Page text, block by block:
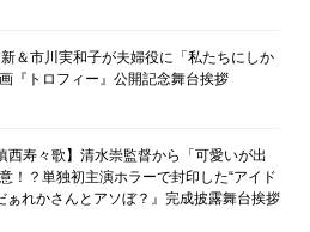
＆市川実和子が夫婦役に「私たちにしか
『トロフィー』公開記念舞台挨拶
西寿々歌】清水崇監督から「可愛いが出
！？単独初主演ホラーで封印した“アイド
ぁれかさんとアソぼ？』完成披露舞台挨拶